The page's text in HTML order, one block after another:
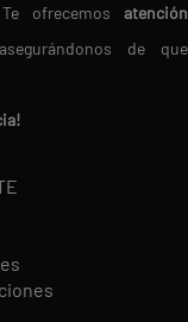
ofrecemos atención
de que